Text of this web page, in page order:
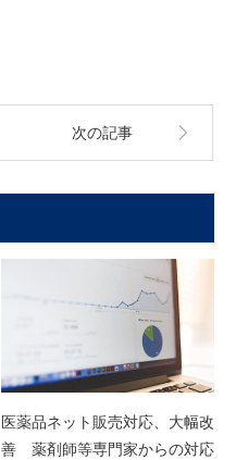
次の記事
医薬品ネット販売対応、大幅改
善 薬剤師等専門家からの対応